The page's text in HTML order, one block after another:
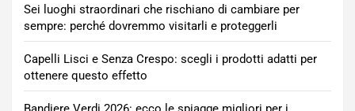
Sei luoghi straordinari che rischiano di cambiare per
sempre: perché dovremmo visitarli e proteggerli
Capelli Lisci e Senza Crespo: scegli i prodotti adatti per
ottenere questo effetto